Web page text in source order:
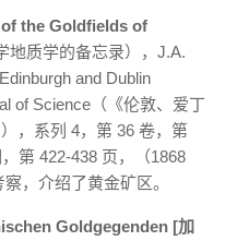
the Goldfields of
地质学的备忘录），J.A.
and Dublin
of Science（《伦敦、爱丁
，系列 4，第 36 卷，第
第 422-438 页，（1868
，介绍了黄金矿区。
Goldgegenden [加